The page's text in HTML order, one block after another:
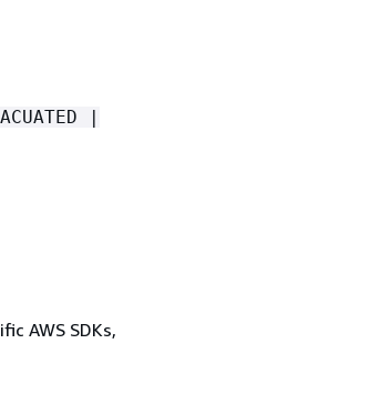
|
AWS SDKs,